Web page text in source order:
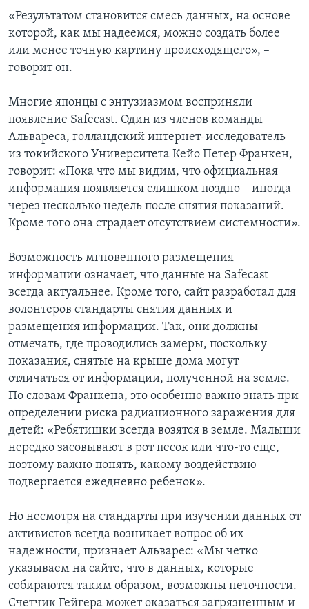
«Результатом становится смесь данных, на основе
которой, как мы надеемся, можно создать более
или менее точную картину происходящего», –
говорит он.
Многие японцы с энтузиазмом восприняли
появление Safecast. Один из членов команды
Альвареса, голландский интернет-исследователь
из токийского Университета Кейо Петер Франкен,
говорит: «Пока что мы видим, что официальная
информация появляется слишком поздно – иногда
через несколько недель после снятия показаний.
Кроме того она страдает отсутствием системности».
Возможность мгновенного размещения
информации означает, что данные на Safecast
всегда актуальнее. Кроме того, сайт разработал для
волонтеров стандарты снятия данных и
размещения информации. Так, они должны
отмечать, где проводились замеры, поскольку
показания, снятые на крыше дома могут
отличаться от информации, полученной на земле.
По словам Франкена, это особенно важно знать при
определении риска радиационного заражения для
детей: «Ребятишки всегда возятся в земле. Малыши
нередко засовывают в рот песок или что-то еще,
поэтому важно понять, какому воздействию
подвергается ежедневно ребенок».
Но несмотря на стандарты при изучении данных от
активистов всегда возникает вопрос об их
надежности, признает Альварес: «Мы четко
указываем на сайте, что в данных, которые
собираются таким образом, возможны неточности.
Счетчик Гейгера может оказаться загрязненным и